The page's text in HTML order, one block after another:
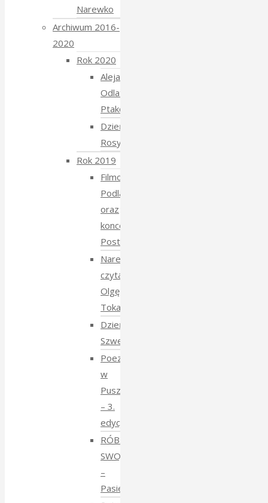
Narewko
Archiwum 2016-
2020
Rok 2020
Aleja
Odlatujących
Ptaków
Dzień
Rosyjski
Rok 2019
Filmowe
Podlasie
oraz
koncert
Postmana
Narewka
czyta
Olgę
Tokarczuk
Dzień
Szwedzki
Poezja
w
Puszczy
– 3.
edycja
RÓBMY
SWOJE
–
Pasieki